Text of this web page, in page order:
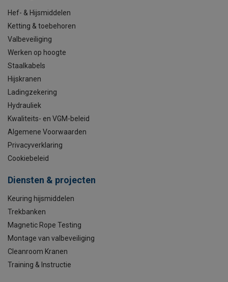
Hef- & Hijsmiddelen
Ketting & toebehoren
Valbeveiliging
Werken op hoogte
Staalkabels
Hijskranen
Ladingzekering
Hydrauliek
Kwaliteits- en VGM-beleid
Algemene Voorwaarden
Privacyverklaring
Cookiebeleid
Diensten & projecten
Keuring hijsmiddelen
Trekbanken
Magnetic Rope Testing
Montage van valbeveiliging
Cleanroom Kranen
Training & Instructie